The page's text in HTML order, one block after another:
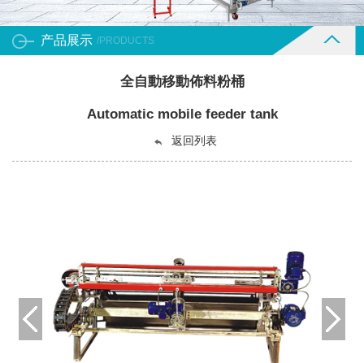
产品展示 /PRODUCTS
全自動移動佈料粉桶
Automatic mobile feeder tank
返回列表